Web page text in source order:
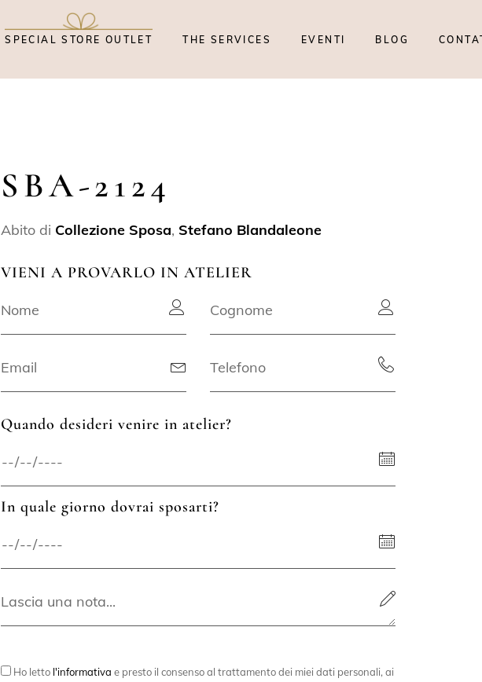
SPECIAL STORE OUTLET THE SERVICES EVENTI BLOG
SBA-2124
Abito di Collezione Sposa, Stefano Blandaleone
VIENI A PROVARLO IN ATELIER
Quando desideri venire in atelier?
In quale giorno dovrai sposarti?
Ho letto l'informativa e presto il consenso al trattamento dei miei dati personali, ai